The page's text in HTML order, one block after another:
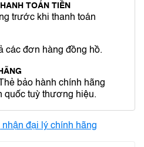
TOÁN TIỀN
trước khi thanh toán
các đơn hàng đồng hồ.
bảo hành chính hãng
quốc tuỳ thương hiệu.
đại lý chính hãng